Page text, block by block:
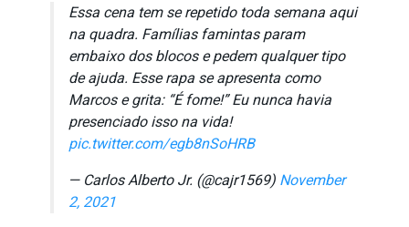
Essa cena tem se repetido toda semana aqui
na quadra. Famílias famintas param
embaixo dos blocos e pedem qualquer tipo
de ajuda. Esse rapa se apresenta como
Marcos e grita: “É fome!” Eu nunca havia
presenciado isso na vida!
pic.twitter.com/egb8nSoHRB
— Carlos Alberto Jr. (@cajr1569) November
2, 2021